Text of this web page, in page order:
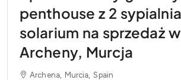
penthouse z 2
solarium na sprzedaż
Archeny, Murcja
Archena, Murcia, Spain